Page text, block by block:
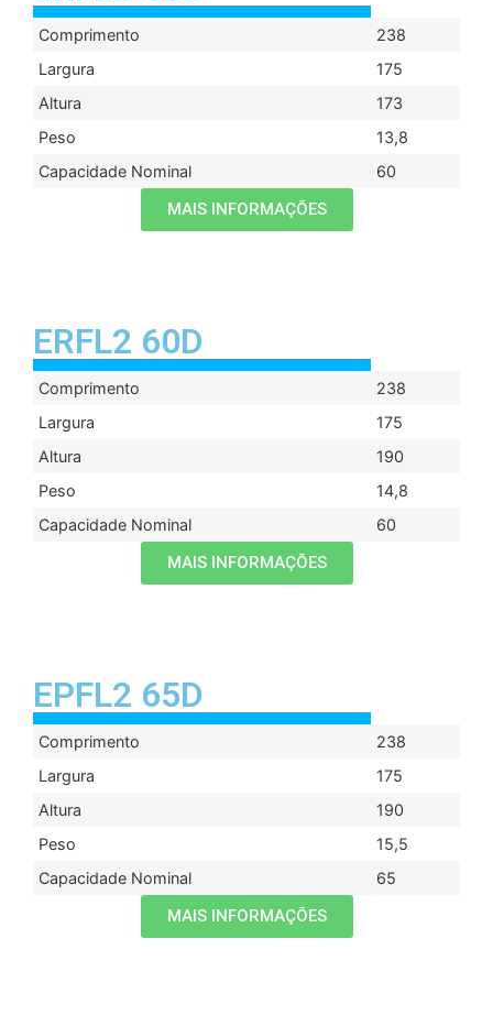
Comprimento
238
Largura
175
Altura
173
Peso
13,8
Capacidade Nominal
60
MAIS INFORMAÇÕES
ERFL2 60D
Comprimento
238
Largura
175
Altura
190
Peso
14,8
Capacidade Nominal
60
MAIS INFORMAÇÕES
EPFL2 65D
Comprimento
238
Largura
175
Altura
190
Peso
15,5
Capacidade Nominal
65
MAIS INFORMAÇÕES